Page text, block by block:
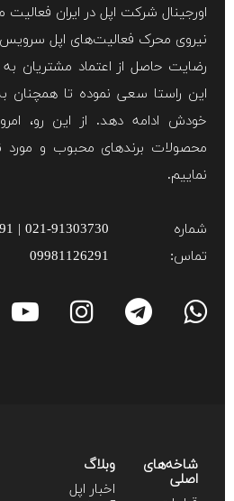
اورجینال شرکت اپل در ایران فعالیت
نیروی محرک فعالیت‌های اپل سرویس
رضایت حاصل از اعتماد مشتریان
این راستا سعی نموده تا همچنان
خودش ادامه دهد. از این رو،
محصولات برند‌های محبوب و مورد
نماییم.
شماره
تماس:
09981126291
شاخه‌های
اصلی
وبلاگ
اخبار اپل